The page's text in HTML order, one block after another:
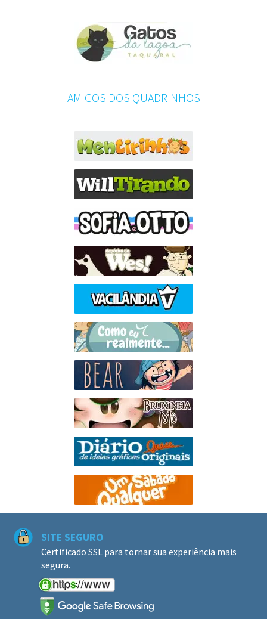
AMIGOS DOS QUADRINHOS
SITE SEGURO
Certificado SSL para tornar sua experiência mais
segura.